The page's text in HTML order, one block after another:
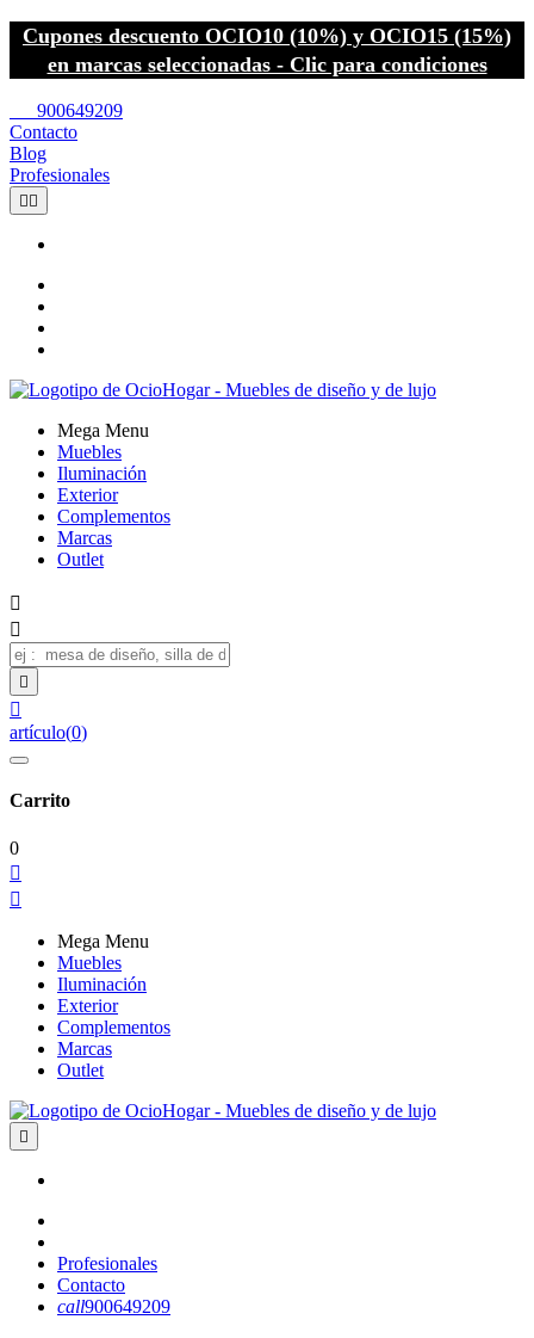
Cupones descuento OCIO10 (10%) y OCIO15 (15%)
en marcas seleccionadas - Clic para condiciones
900649209
Contacto
Blog
Profesionales
 
Mega Menu
Muebles
Iluminación
Exterior
Complementos
Marcas
Outlet




artículo(0)
Carrito
0


Mega Menu
Muebles
Iluminación
Exterior
Complementos
Marcas
Outlet

Profesionales
Contacto
call900649209